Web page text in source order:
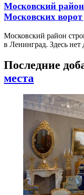
Московский
Московских
Московский район
в Ленинград. Здесь
Последние
места